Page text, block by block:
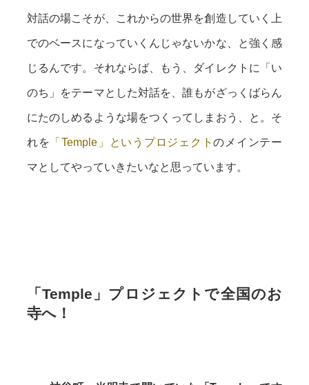
対話の場こそが、これからの世界を創造していく上
でのベースになっていくんじゃないかな、と強く感
じるんです。それならば、もう、ダイレクトに「い
のち」をテーマとした対話を、誰もがざっくばらん
にたのしめるような場をつくってしまおう、と。そ
れを 「Temple」というプロジェクトのメインテー
マとしてやっていきたいなと思っています。
「Temple」プロジェクトで全国のお
寺へ！